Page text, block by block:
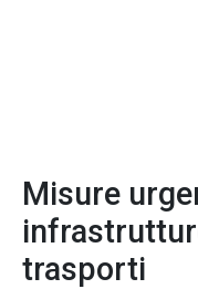
Misure
trasporti